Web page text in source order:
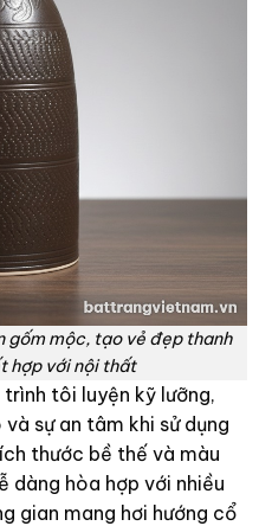
gốm mộc, tạo vẻ đẹp thanh
hợp với nội thất
tôi luyện kỹ lưỡng,
sự an tâm khi sử dụng
thước bề thế và màu
dàng hòa hợp với nhiều
gian mang hơi hướng cổ